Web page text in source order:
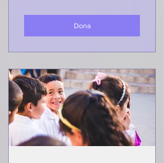
Dona